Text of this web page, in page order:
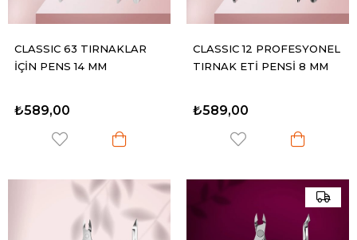
CLASSIC 63 TIRNAKLAR
İÇİN PENS 14 MM
₺589,00
CLASSIC 12 PROFESYONEL
TIRNAK ETİ PENSİ 8 MM
₺589,00